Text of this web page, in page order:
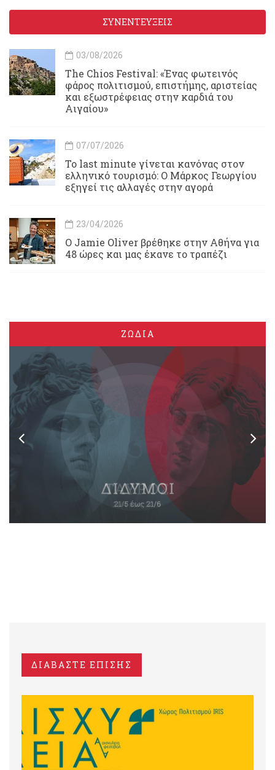
ΣΥΝΕΝΤΕΥΞΕΙΣ
03/08/2026
Τhe Chios Festival: «Ένας φωτεινός
φάρος πολιτισμού, επιστήμης, αριστείας
και εξωστρέφειας στην καρδιά του
Αιγαίου»
07/07/2026
Το last minute γίνεται κανόνας στον
ελληνικό τουρισμό: Ο Μάρκος Γεωργίου
εξηγεί τις αλλαγές στην αγορά
23/04/2026
Ο Jamie Oliver βρέθηκε στην Αθήνα για
48 ώρες και μας έκανε το τραπέζι
ΖΩΔΙΑ
ΔΙΑΒΑΣΤΕ ΕΠΙΣΗΣ